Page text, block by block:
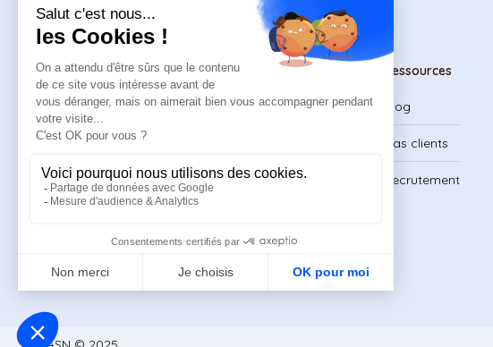
Navigation
Accueil
Formations
Ressources
Formations
Catalogue
Support & FAQ
Ressources
Blog
Cas clients
Recrutement